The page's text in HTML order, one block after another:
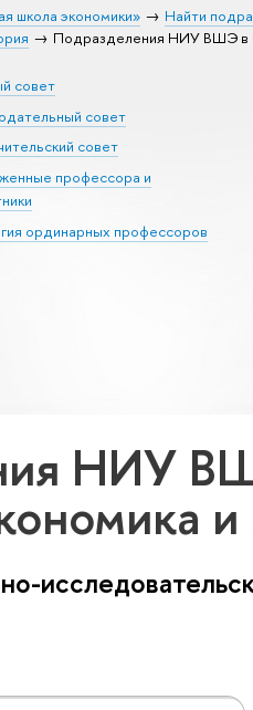
школа экономики» Найти
Подразделения НИУ ВШЭ в
совет
совет
совет
профессора и
ординарных профессоров
НИУ